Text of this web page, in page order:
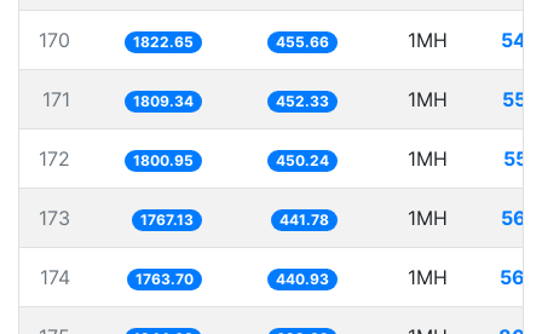
170 1822.65 455.66 1MH
171 1809.34 452.33 1MH
172 1800.95 450.24 1MH
173 1767.13 441.78 1MH
174 1763.70 440.93 1MH